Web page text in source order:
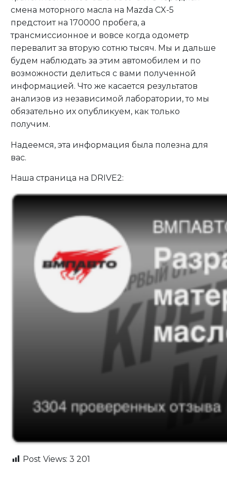
смена моторного масла на Mazda CX-5
предстоит на 170000 пробега, а
трансмиссионное и вовсе когда одометр
перевалит за вторую сотню тысяч. Мы и дальше
будем наблюдать за этим автомобилем и по
возможности делиться с вами полученной
информацией. Что же касается результатов
анализов из независимой лаборатории, то мы
обязательно их опубликуем, как только
получим.
Надеемся, эта информация была полезна для
вас.
Наша страница на DRIVE2:
Post Views: 3 201